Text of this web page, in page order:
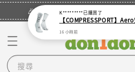
🎉登入會員・領取您的專屬折扣
搜尋
K*********已購買了
【COMPRESSPORT】
16 小時前